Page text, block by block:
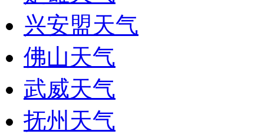
兴安盟天气
佛山天气
武威天气
抚州天气